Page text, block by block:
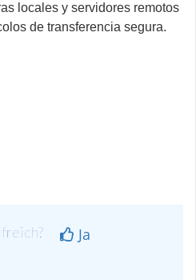
locales y servidores remotos
de transferencia segura.
Ja